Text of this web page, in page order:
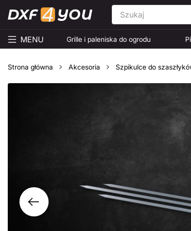
MENU Grille i paleniska do ogrodu
Strona główna Akcesoria Szpikulce do